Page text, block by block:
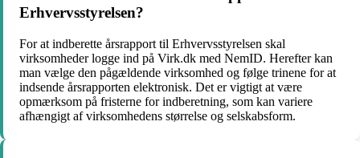
Erhvervsstyrelsen?
For at indberette årsrapport til Erhvervsstyrelsen skal
virksomheder logge ind på Virk.dk med NemID. Herefter kan
man vælge den pågældende virksomhed og følge trinene for at
indsende årsrapporten elektronisk. Det er vigtigt at være
opmærksom på fristerne for indberetning, som kan variere
afhængigt af virksomhedens størrelse og selskabsform.